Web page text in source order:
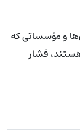
و مؤسساتی که
فشار